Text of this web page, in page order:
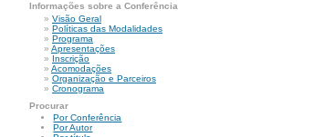
Informações sobre a Conferência
»Visão Geral
»Políticas das Modalidades
»Programa
»Apresentações
» Inscrição
»Acomodações
»Organização e Parceiros
»Cronograma
Procurar
Por Conferência
Por Autor